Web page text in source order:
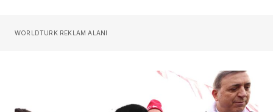
WORLDTURK REKLAM ALANI